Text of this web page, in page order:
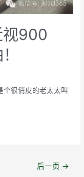
视900
很俏皮的老太太叫
后一页 →